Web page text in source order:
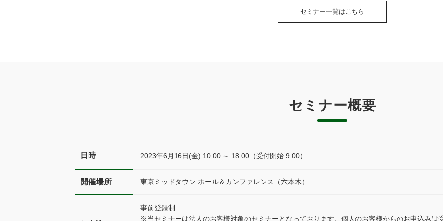
セミナー一覧はこちら
セミナー概要
日時 2023年6月16日(金) 10:00 ～ 18:00（受付開始 9:00）
開催場所 東京ミッドタウン ホール＆カンファレンス（六本木）
事前登録制
※当セミナーは法人のお客様対象のセミナーとなっております。個人のお客様からのお申込みは